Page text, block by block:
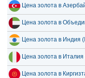
Цена золота в
Цена золота в
Цена золота в Индия
Цена золота в Италия
Цена золота в